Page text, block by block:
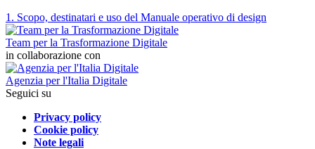
1. Scopo, destinatari e uso del Manuale operativo di design
Team per la Trasformazione Digitale
in collaborazione con
Agenzia per l'Italia Digitale
Seguici su
Privacy policy
Cookie policy
Note legali